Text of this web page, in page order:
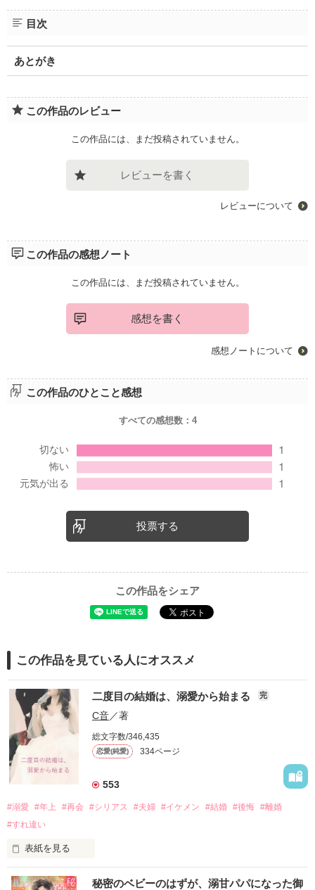
目次
あとがき
この作品のレビュー
この作品には、まだ投稿されていません。
レビューを書く
レビューについて
この作品の感想ノート
この作品には、まだ投稿されていません。
感想を書く
感想ノートについて
この作品のひとこと感想
すべての感想数： 4
投票する
この作品をシェア
この作品を見ている人にオススメ
二度目の結婚は、溺愛から始まる 完
C音／著
総文字数/346,435
恋愛(純愛) 334ページ
553
#溺愛 #年上 #再会 #シリアス #夫婦 #イケメン #結婚 #後悔 #離婚
#すれ違い
表紙を見る
嫌いになって別れたわけじゃない
秘密のベビーのはずが、溺甘パパになった御